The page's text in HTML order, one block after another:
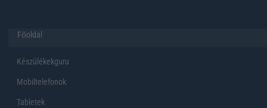
Főoldal
Készülékekguru
Mobiltelefonok
Tabletek